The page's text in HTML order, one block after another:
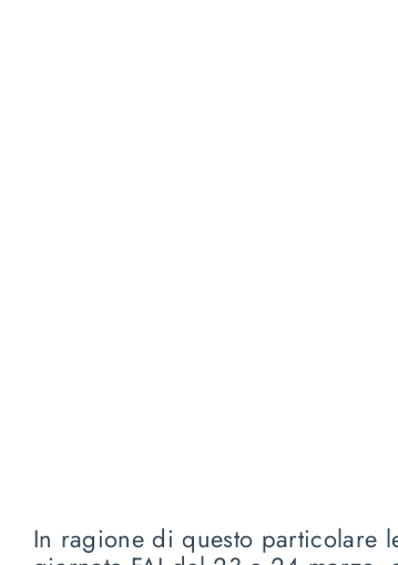
In ragione di questo particolare